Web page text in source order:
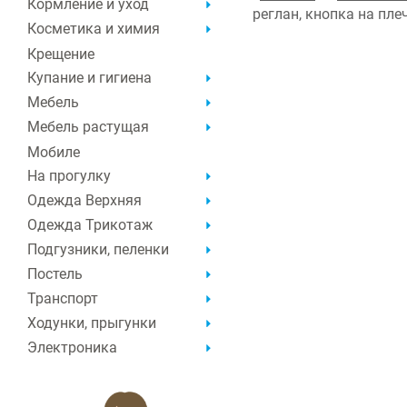
реглан, кнопка на
Кормление и уход
Косметика и химия
Крещение
Купание и гигиена
Мебель
Мебель растущая
Мобиле
На прогулку
Одежда Верхняя
Одежда Трикотаж
Подгузники, пеленки
Постель
Транспорт
Ходунки, прыгунки
Электроника